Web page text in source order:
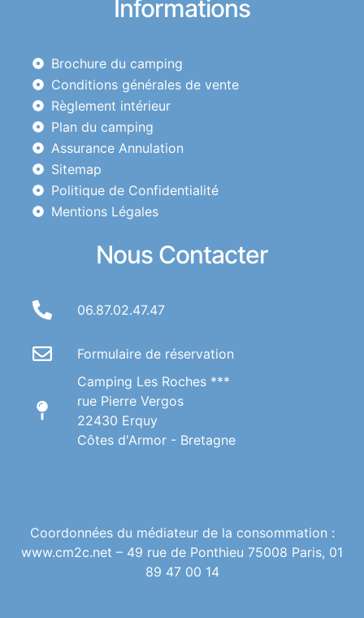
Informations
Brochure du camping
Conditions générales de vente
Règlement intérieur
Plan du camping
Assurance Annulation
Sitemap
Politique de Confidentialité
Mentions Légales
Nous Contacter
06.87.02.47.47
Formulaire de réservation
Camping Les Roches ***
rue Pierre Vergos
22430 Erquy
Côtes d'Armor - Bretagne
Coordonnées du médiateur de la consommation :
www.cm2c.net – 49 rue de Ponthieu 75008 Paris, 01
89 47 00 14